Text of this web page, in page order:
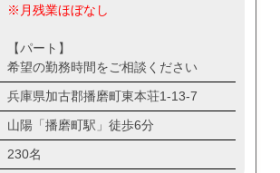
※月残業ほぼなし
【パート】
希望の勤務時間をご相談ください
兵庫県加古郡播磨町東本荘1-13-7
山陽「播磨町駅」徒歩6分
230名